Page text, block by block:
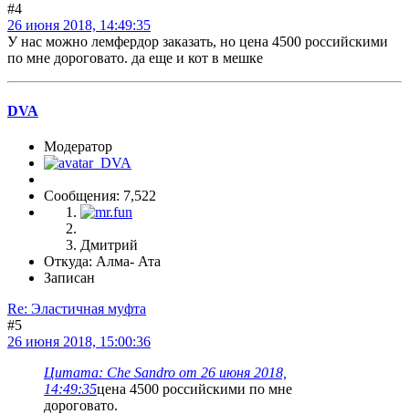
#4
26 июня 2018, 14:49:35
У нас можно лемфердор заказать, но цена 4500 российскими
по мне дороговато. да еще и кот в мешке
DVA
Модератор
Сообщения: 7,522
Дмитрий
Откуда: Алма- Ата
Записан
Re: Эластичная муфта
#5
26 июня 2018, 15:00:36
Цитата: Che Sandro от 26 июня 2018,
14:49:35цена 4500 российскими по мне
дороговато.